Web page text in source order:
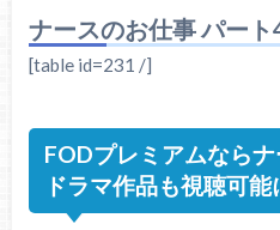
ナースのお仕事 パート
[table id=231 /]
FODプレミアムなら
ドラマ作品も視聴可能